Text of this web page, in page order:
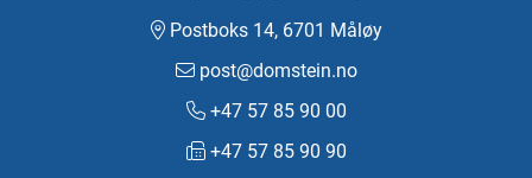
Postboks 14, 6701 Måløy
post@domstein.no
+47 57 85 90 00
+47 57 85 90 90